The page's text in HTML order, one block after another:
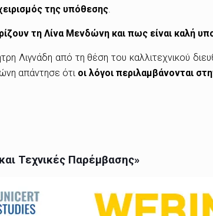
της υπόθεσης.
τη Λίνα Μενδώνη και πως είναι καλή
Λιγνάδη από τη θέση του καλλιτεχνικού
απάντησε ότι οι λόγοι περιλαμβάνονται
Τεχνικές Παρέμβασης»